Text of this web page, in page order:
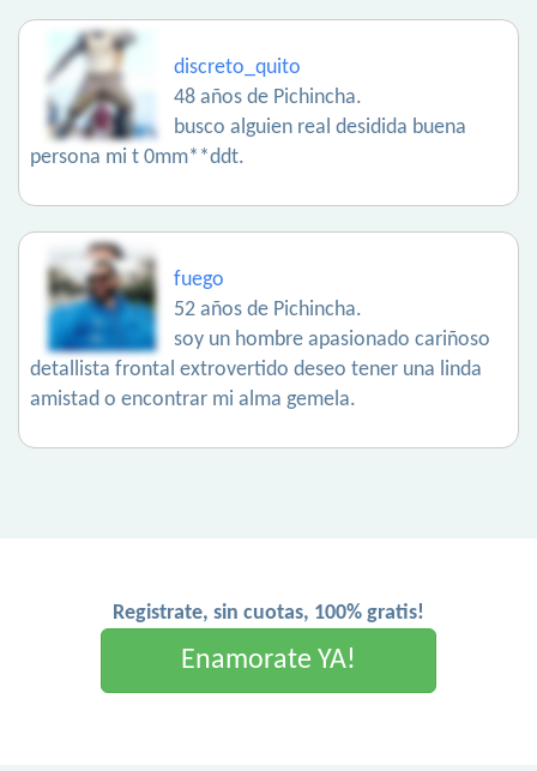
discreto_quito
48 años de Pichincha.
busco alguien real desidida buena
persona mi t 0mm**ddt.
fuego
52 años de Pichincha.
soy un hombre apasionado cariñoso
detallista frontal extrovertido deseo tener una linda
amistad o encontrar mi alma gemela.
Registrate, sin cuotas, 100% gratis!
Enamorate YA!